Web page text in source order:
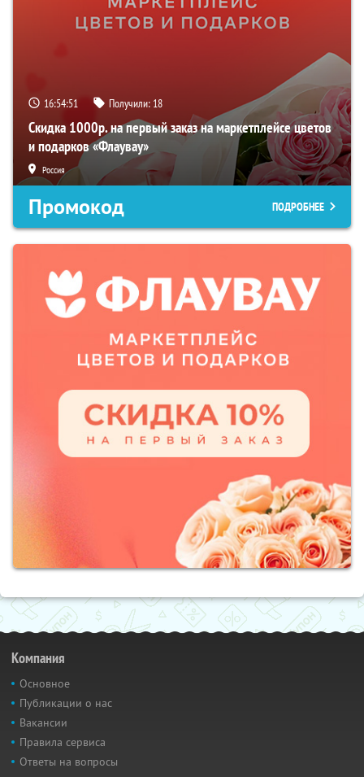
16:54:51 Получили: 18
Скидка 1000р. на первый заказ на маркетплейсе цветов
и подарков «Флаувау»
Россия
Промокод ПОДРОБНЕЕ
Компания
Основное
Публикации о нас
Вакансии
Правила сервиса
Ответы на вопросы